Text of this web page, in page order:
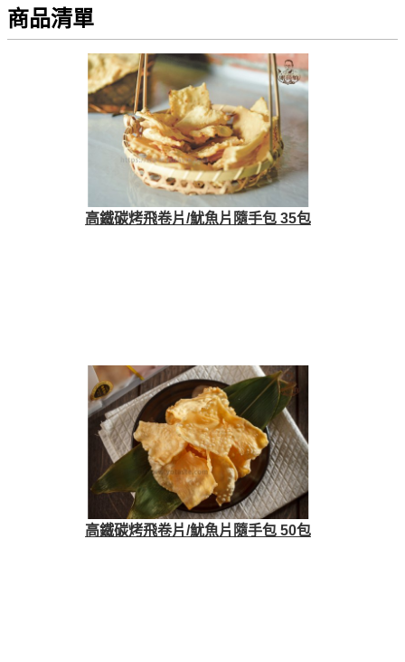
商品清單
高鐵碳烤飛卷片/魷魚片隨手包 35包
高鐵碳烤飛卷片/魷魚片隨手包 50包